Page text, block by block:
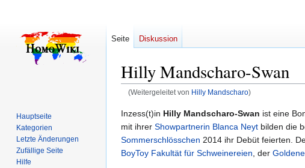
Hilly Mandscharo-Swan
(Weitergeleitet von Hilly Mandscharo)
Zur
Navigation
springen
Zur
Suche
springen
Inzess(t)in Hilly Mandscharo-Swan ist eine
mit ihrer Showpartnerin Blanca Neyt bilden die
Sommerschlösschen 2014 ihr Debüt feierten.
BoyToy Fakultät für Schweinereien , der
Seite Diskussion
Hauptseite
Kategorien
Letzte Änderungen
Zufällige Seite
Hilfe